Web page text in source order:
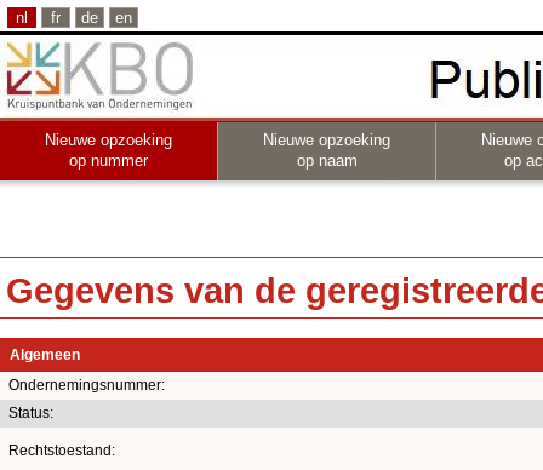
nl fr de en
Nieuwe opzoeking
op nummer
Nieuwe opzoeking
op naam
Nieuwe
op
Gegevens van de
Algemeen
Ondernemingsnummer:
Status:
Rechtstoestand: